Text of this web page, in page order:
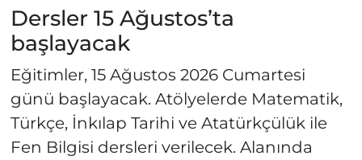
Dersler 15 Ağustos’ta
başlayacak
Eğitimler, 15 Ağustos 2026 Cumartesi
günü başlayacak. Atölyelerde Matematik,
Türkçe, İnkılap Tarihi ve Atatürkçülük ile
Fen Bilgisi dersleri verilecek. Alanında